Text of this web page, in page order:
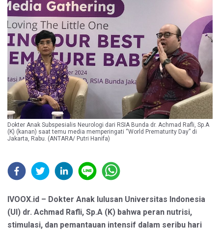
Dokter Anak Subspesialis Neurologi dari RSIA Bunda dr. Achmad Rafli, Sp.A
(K) (kanan) saat temu media memperingati “World Prematurity Day” di
Jakarta, Rabu. (ANTARA/ Putri Hanifa)
IVOOX.id – Dokter Anak lulusan Universitas Indonesia
(UI) dr. Achmad Rafli, Sp.A (K) bahwa peran nutrisi,
stimulasi, dan pemantauan intensif dalam seribu hari